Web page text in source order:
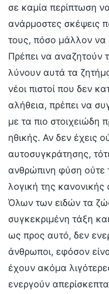
σε καμία περίπτωση
ανάρμοστες σκέψεις
τους, πόσο μάλλον να
Πρέπει να αναζητούν
λύνουν αυτά τα
νέοι πιστοί που δεν
αλήθεια, πρέπει να
με τα πιο στοιχειώδη
ηθικής. Αν δεν έχεις
αυτοσυγκράτησης,
ανθρώπινη φύση ούτε
λογική της
Όλων των ειδών τα
συγκεκριμένη τάξη
ως προς αυτό, δεν
άνθρωποι, εφόσον
έχουν ακόμα
ενεργούν